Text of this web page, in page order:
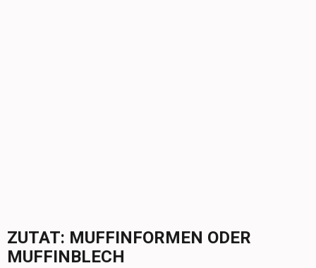
ZUTAT: MUFFINFORMEN ODER
MUFFINBLECH